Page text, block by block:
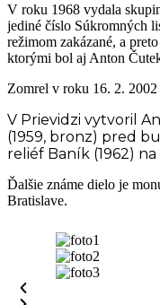
V roku 1968 vydala
jediné číslo Súkromných
režimom zakázané, a
ktorými bol aj Anton
Zomrel v roku 16. 2.
V Prievidzi vytvoril
(1959, bronz) pred
reliéf Baník (1962)
Ďalšie známe dielo je
Bratislave.